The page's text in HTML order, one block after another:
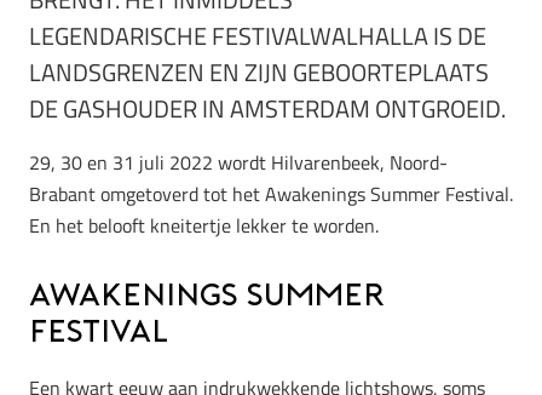
LEGENDARISCHE FESTIVALWALHALLA IS DE
LANDSGRENZEN EN ZIJN GEBOORTEPLAATS
DE GASHOUDER IN AMSTERDAM ONTGROEID.
29, 30 en 31 juli 2022 wordt Hilvarenbeek, Noord-
Brabant omgetoverd tot het Awakenings Summer Festival.
En het belooft kneitertje lekker te worden.
Awakenings Summer
Festival
Een kwart eeuw aan indrukwekkende lichtshows, soms